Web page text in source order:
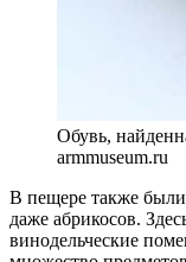
Обувь,
armmuseum.ru
В пещере также
даже абрикосов.
винодельческие